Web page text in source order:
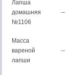
Лапша
домашняя
№1106
--
Масса
вареной
лапши
--